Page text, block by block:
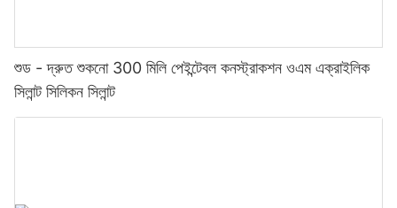
শুড - দ্রুত শুকনো 300 মিলি পেইন্টেবল কনস্ট্রাকশন ওএম এক্রাইলিক
সিলান্ট সিলিকন সিলান্ট